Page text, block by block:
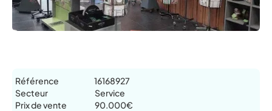
Référence
Secteur
Prix de vente
16168927
Service
90.000€